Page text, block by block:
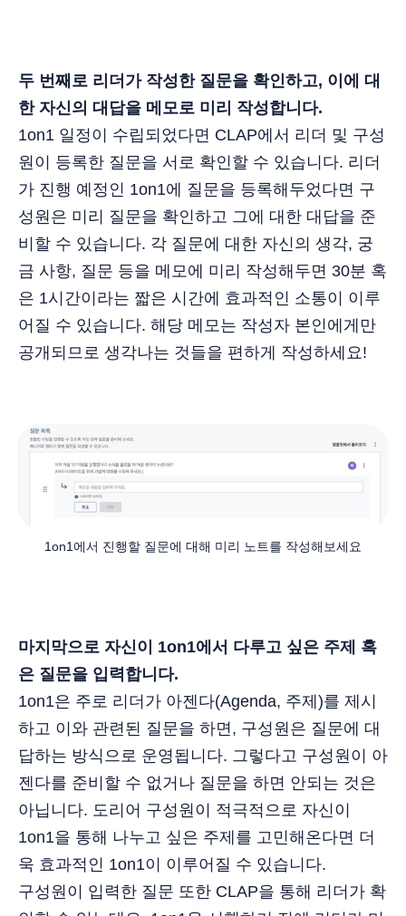
두 번째로 리더가 작성한 질문을 확인하고, 이에 대
한 자신의 대답을 메모로 미리 작성합니다.
1on1 일정이 수립되었다면 CLAP에서 리더 및 구성
원이 등록한 질문을 서로 확인할 수 있습니다. 리더
가 진행 예정인 1on1에 질문을 등록해두었다면 구
성원은 미리 질문을 확인하고 그에 대한 대답을 준
비할 수 있습니다. 각 질문에 대한 자신의 생각, 궁
금 사항, 질문 등을 메모에 미리 작성해두면 30분 혹
은 1시간이라는 짧은 시간에 효과적인 소통이 이루
어질 수 있습니다. 해당 메모는 작성자 본인에게만
공개되므로 생각나는 것들을 편하게 작성하세요!
1on1에서 진행할 질문에 대해 미리 노트를 작성해보세요
마지막으로 자신이 1on1에서 다루고 싶은 주제 혹
은 질문을 입력합니다.
1on1은 주로 리더가 아젠다(Agenda, 주제)를 제시
하고 이와 관련된 질문을 하면, 구성원은 질문에 대
답하는 방식으로 운영됩니다. 그렇다고 구성원이 아
젠다를 준비할 수 없거나 질문을 하면 안되는 것은
아닙니다. 도리어 구성원이 적극적으로 자신이
1on1을 통해 나누고 싶은 주제를 고민해온다면 더
욱 효과적인 1on1이 이루어질 수 있습니다.
구성원이 입력한 질문 또한 CLAP을 통해 리더가 확